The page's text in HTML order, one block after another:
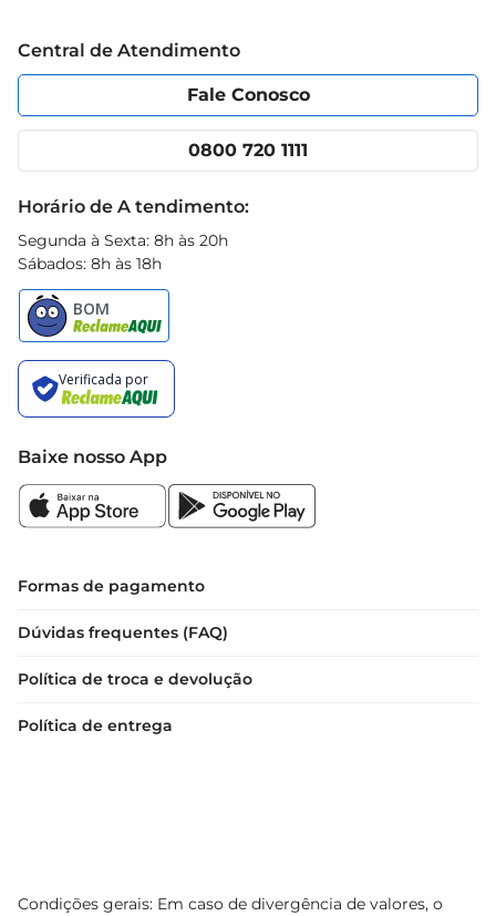
Política de Privacidade
Portal do fornecedor
Cencosud Media
Código de Ética
App Prezunic
Central de Atendimento
Fale Conosco
0800 720 1111
Horário de A tendimento:
Segunda à Sexta: 8h às 20h
Sábados: 8h às 18h
Baixe nosso App
Formas de pagamento
Dúvidas frequentes (FAQ)
Política de troca e devolução
Política de entrega
Condições gerais: Em caso de divergência de valores, o